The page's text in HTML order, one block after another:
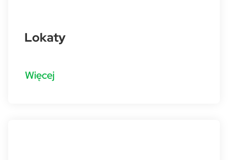
Lokaty
Więcej